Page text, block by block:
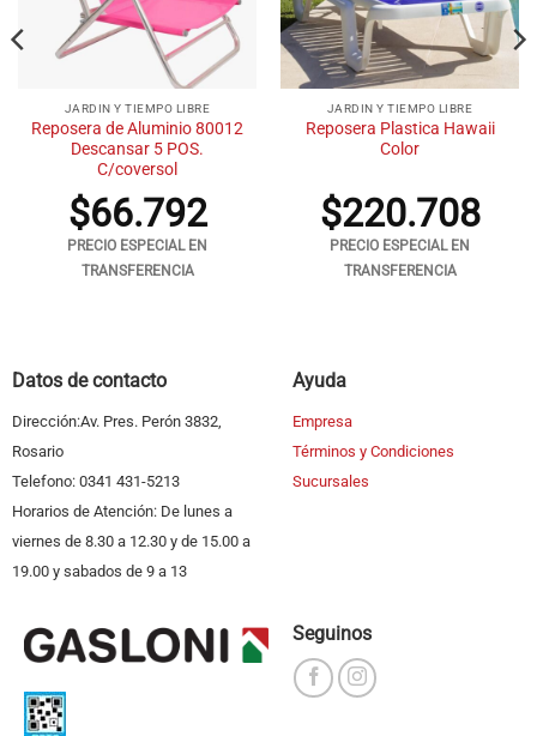
JARDIN Y TIEMPO LIBRE
Reposera de Aluminio 80012
Descansar 5 POS.
C/coversol
$66.792
PRECIO ESPECIAL EN
TRANSFERENCIA
JARDIN Y TIEMPO LIBRE
Reposera Plastica Hawaii
Color
$220.708
PRECIO ESPECIAL EN
TRANSFERENCIA
Datos de contacto
Dirección:Av. Pres. Perón 3832,
Rosario
Telefono: 0341 431-5213
Horarios de Atención: De lunes a
viernes de 8.30 a 12.30 y de 15.00 a
19.00 y sabados de 9 a 13
Ayuda
Empresa
Términos y Condiciones
Sucursales
Seguinos